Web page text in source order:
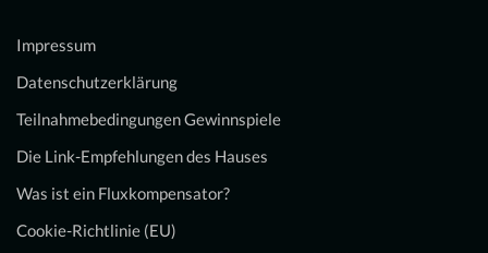
Impressum
Datenschutzerklärung
Teilnahmebedingungen Gewinnspiele
Die Link-Empfehlungen des Hauses
Was ist ein Fluxkompensator?
Cookie-Richtlinie (EU)